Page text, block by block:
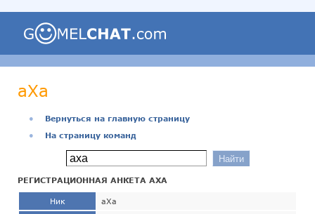
аХа
●
Вернуться на главную страницу
●
На страницу команд
РЕГИСТРАЦИОННАЯ АНКЕТА АХА
Ник аХа